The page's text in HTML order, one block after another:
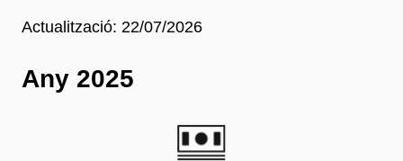
Actualització: 22/07/2026
Any 2025